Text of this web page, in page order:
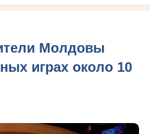
Молдовы
играх около 10